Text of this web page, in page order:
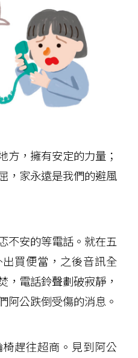
，擁有安定的力量；
，家永遠是我們的避風
不安的等電話。就在五
買便當，之後音訊全
，電話鈴聲劃破寂靜，
阿公跌倒受傷的消息。
趕往超商。見到阿公